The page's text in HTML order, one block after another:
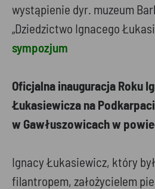
wystąpienie dyr. muzeum
„Dziedzictwo Ignacego
sympozjum
Oficjalna inauguracja Roku
Łukasiewicza na
w Gawłuszowicach w
Ignacy Łukasiewicz, który
filantropem, założycielem